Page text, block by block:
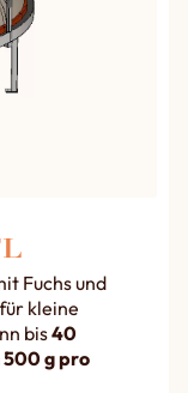
Fuchs und
kleine
bis40
500 g pro